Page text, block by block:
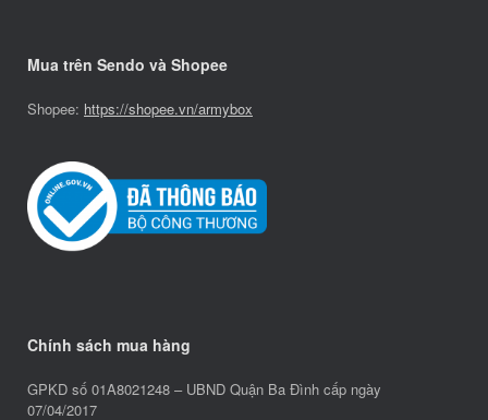
Mua trên Sendo và Shopee
Shopee: https://shopee.vn/armybox
Chính sách mua hàng
GPKD số 01A8021248 – UBND Quận Ba Đình cấp ngày
07/04/2017